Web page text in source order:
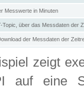
Messwerte in Minuten
Topic, über das Messdaten der
der Messdaten der
zeigt
auf eine